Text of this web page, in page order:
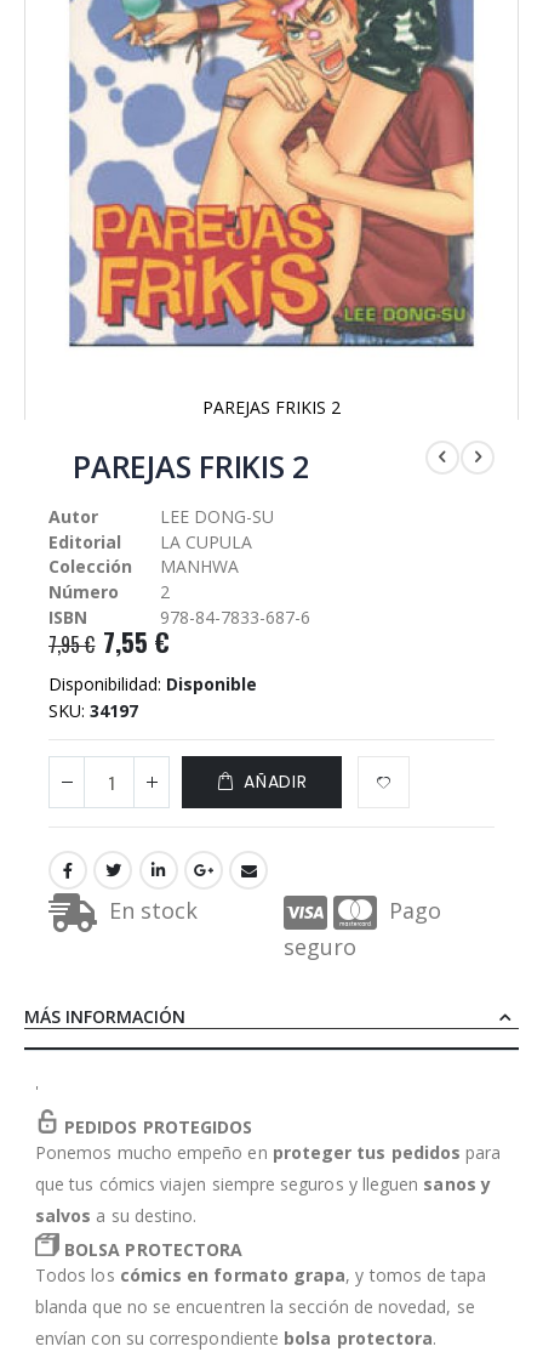
PAREJAS FRIKIS 2
comienzo
galería
imágenes
PAREJAS FRIKIS 2
Autor
LEE DONG-SU
Editorial
LA CUPULA
Colección
MANHWA
Número
2
ISBN
978-84-7833-687-6
7,95 € 7,55 €
Disponibilidad: Disponible
SKU 34197
AÑADIR
En stock
Pago
seguro
MÁS INFORMACIÓN
'
PEDIDOS PROTEGIDOS
Ponemos mucho empeño en proteger tus pedidos para
que tus cómics viajen siempre seguros y lleguen sanos y
salvos a su destino.
BOLSA PROTECTORA
Todos los cómics en formato grapa, y tomos de tapa
blanda que no se encuentren la sección de novedad, se
envían con su correspondiente bolsa protectora.